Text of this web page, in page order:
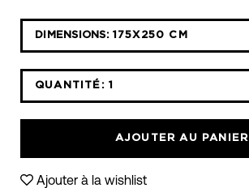
DIMENSIONS: 175X250 CM
Sélectionnez
la
liste
déroulante
des
QUANTITÉ: 1
AJOUTER AU PANIER
Ajouter à la wishlist